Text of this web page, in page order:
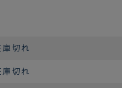
切れ
切れ